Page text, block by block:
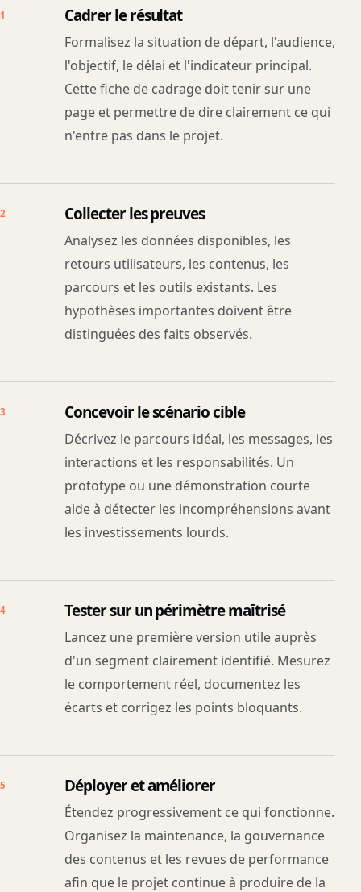
1 Cadrer le résultat
Formalisez la situation de départ, l'audience,
l'objectif, le délai et l'indicateur principal.
Cette fiche de cadrage doit tenir sur une
page et permettre de dire clairement ce qui
n'entre pas dans le projet.
2 Collecter les preuves
Analysez les données disponibles, les
retours utilisateurs, les contenus, les
parcours et les outils existants. Les
hypothèses importantes doivent être
distinguées des faits observés.
3 Concevoir le scénario cible
Décrivez le parcours idéal, les messages, les
interactions et les responsabilités. Un
prototype ou une démonstration courte
aide à détecter les incompréhensions avant
les investissements lourds.
4 Tester sur un périmètre maîtrisé
Lancez une première version utile auprès
d'un segment clairement identifié. Mesurez
le comportement réel, documentez les
écarts et corrigez les points bloquants.
5 Déployer et améliorer
Étendez progressivement ce qui fonctionne.
Organisez la maintenance, la gouvernance
des contenus et les revues de performance
afin que le projet continue à produire de la